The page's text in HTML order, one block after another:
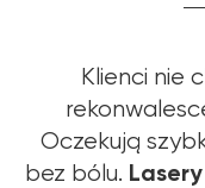
Klienci nie
Oczekują
bez bólu.